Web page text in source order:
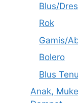
Blus/
Rok
Gamis/
Bolero
Blus
Anak,